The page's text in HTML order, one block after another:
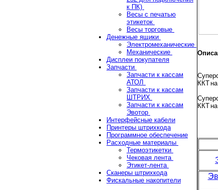
к ПК)
Весы с печатью
этикеток
Весы торговые
Денежные ящики
Электромеханические
Механические
Дисплеи покупателя
Запчасти
Запчасти к кассам
АТОЛ
Запчасти к кассам
ШТРИХ
Запчасти к кассам
Эвотор
Интерфейсные кабели
Принтеры штрихкода
Программное обеспечение
Расходные материалы
Термоэтикетки
Чековая лента
Этикет-лента
Сканеры штрихкода
Фискальные накопители
ККТ
ККТ